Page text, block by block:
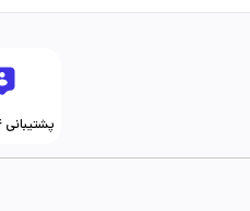
پشتیبانی ۲۴ ساعته